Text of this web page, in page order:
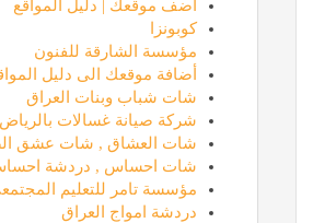
اضف موقعك | دليل المواقع
كوبونزا
مؤسسة الشارقة للفنون
أضافة موقعك الى دليل
شات شباب وبنات العراق
شركة صيانة غسالات بالرياض
شات العشاق , شات عشق
شات احساس , دردشة
مؤسسة تامر للتعليم
دردشة امواج العراق